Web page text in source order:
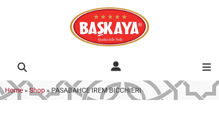
Home » Shop »PASABAHCE IREM BICCHIERI